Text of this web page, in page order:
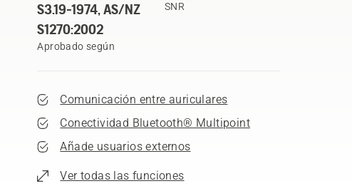
S3.19-1974, AS/NZ
S1270:2002
Aprobado según
SNR
Comunicación entre auriculares
Conectividad Bluetooth® Multipoint
Añade usuarios externos
Ver todas las funciones